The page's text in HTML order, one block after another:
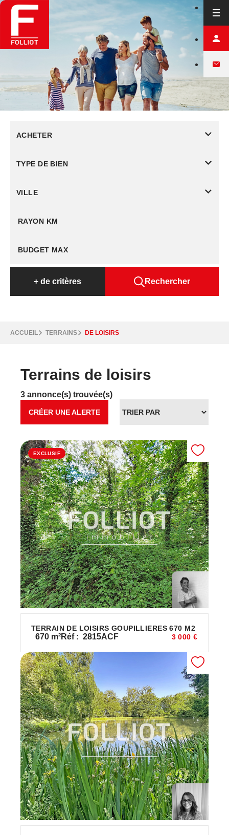
ACHETER
TYPE DE BIEN
VILLE
RAYON KM
+ de critères Rechercher
ACCUEIL TERRAINS DE LOISIRS
Terrains de loisirs
3 annonce(s) trouvée(s)
CRÉER UNE ALERTE
EXCLUSIF
TERRAIN DE LOISIRS GOUPILLIERES 670 M2
670 m²Réf : 2815ACF 3 000 €